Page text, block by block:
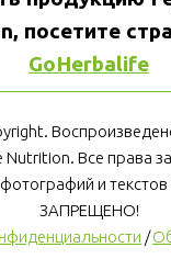
GoHerbalife
Nutrition. Все права
и
ЗАПРЕЩЕНО!
/